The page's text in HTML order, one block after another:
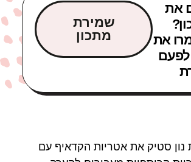
את
את
לפעם
שמירת
מתכון
סטיק את אטריות הקדאיף עם